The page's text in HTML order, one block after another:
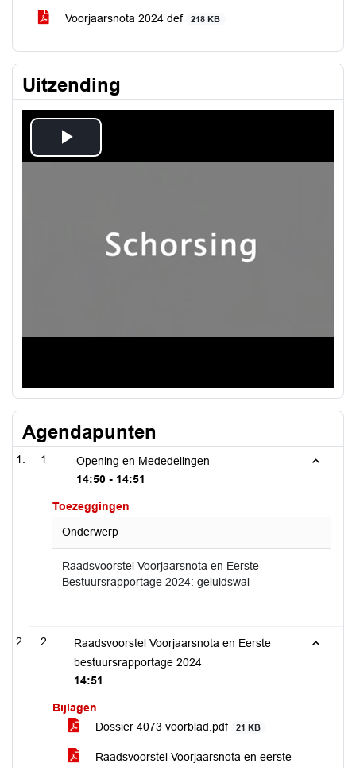
Voorjaarsnota 2024 def 218 KB
Uitzending
Play
Agendapunten
1
Opening en Mededelingen
14:50 - 14:51
Toezeggingen
Onderwerp
Raadsvoorstel Voorjaarsnota en Eerste
Bestuursrapportage 2024: geluidswal
2
Raadsvoorstel Voorjaarsnota en Eerste
bestuursrapportage 2024
14:51
Bijlagen
Dossier 4073 voorblad.pdf
21 KB
Raadsvoorstel Voorjaarsnota en eerste